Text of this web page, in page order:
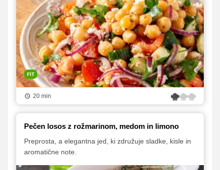
FIT
20 min
Pečen losos z rožmarinom, medom in limono
Preprosta, a elegantna jed, ki združuje sladke, kisle in
aromatične note.